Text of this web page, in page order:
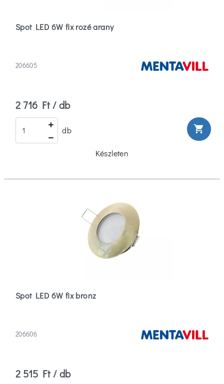
Spot LED 6W fix rozé arany
206605
2 716 Ft / db
db shopping_cart
Készleten
Spot LED 6W fix bronz
206606
2 515 Ft / db